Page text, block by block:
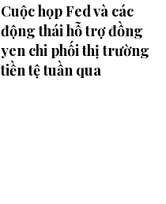
Cuộc họp Fed và các
động thái hỗ trợ đồng
yen chi phối thị trường
tiền tệ tuần qua